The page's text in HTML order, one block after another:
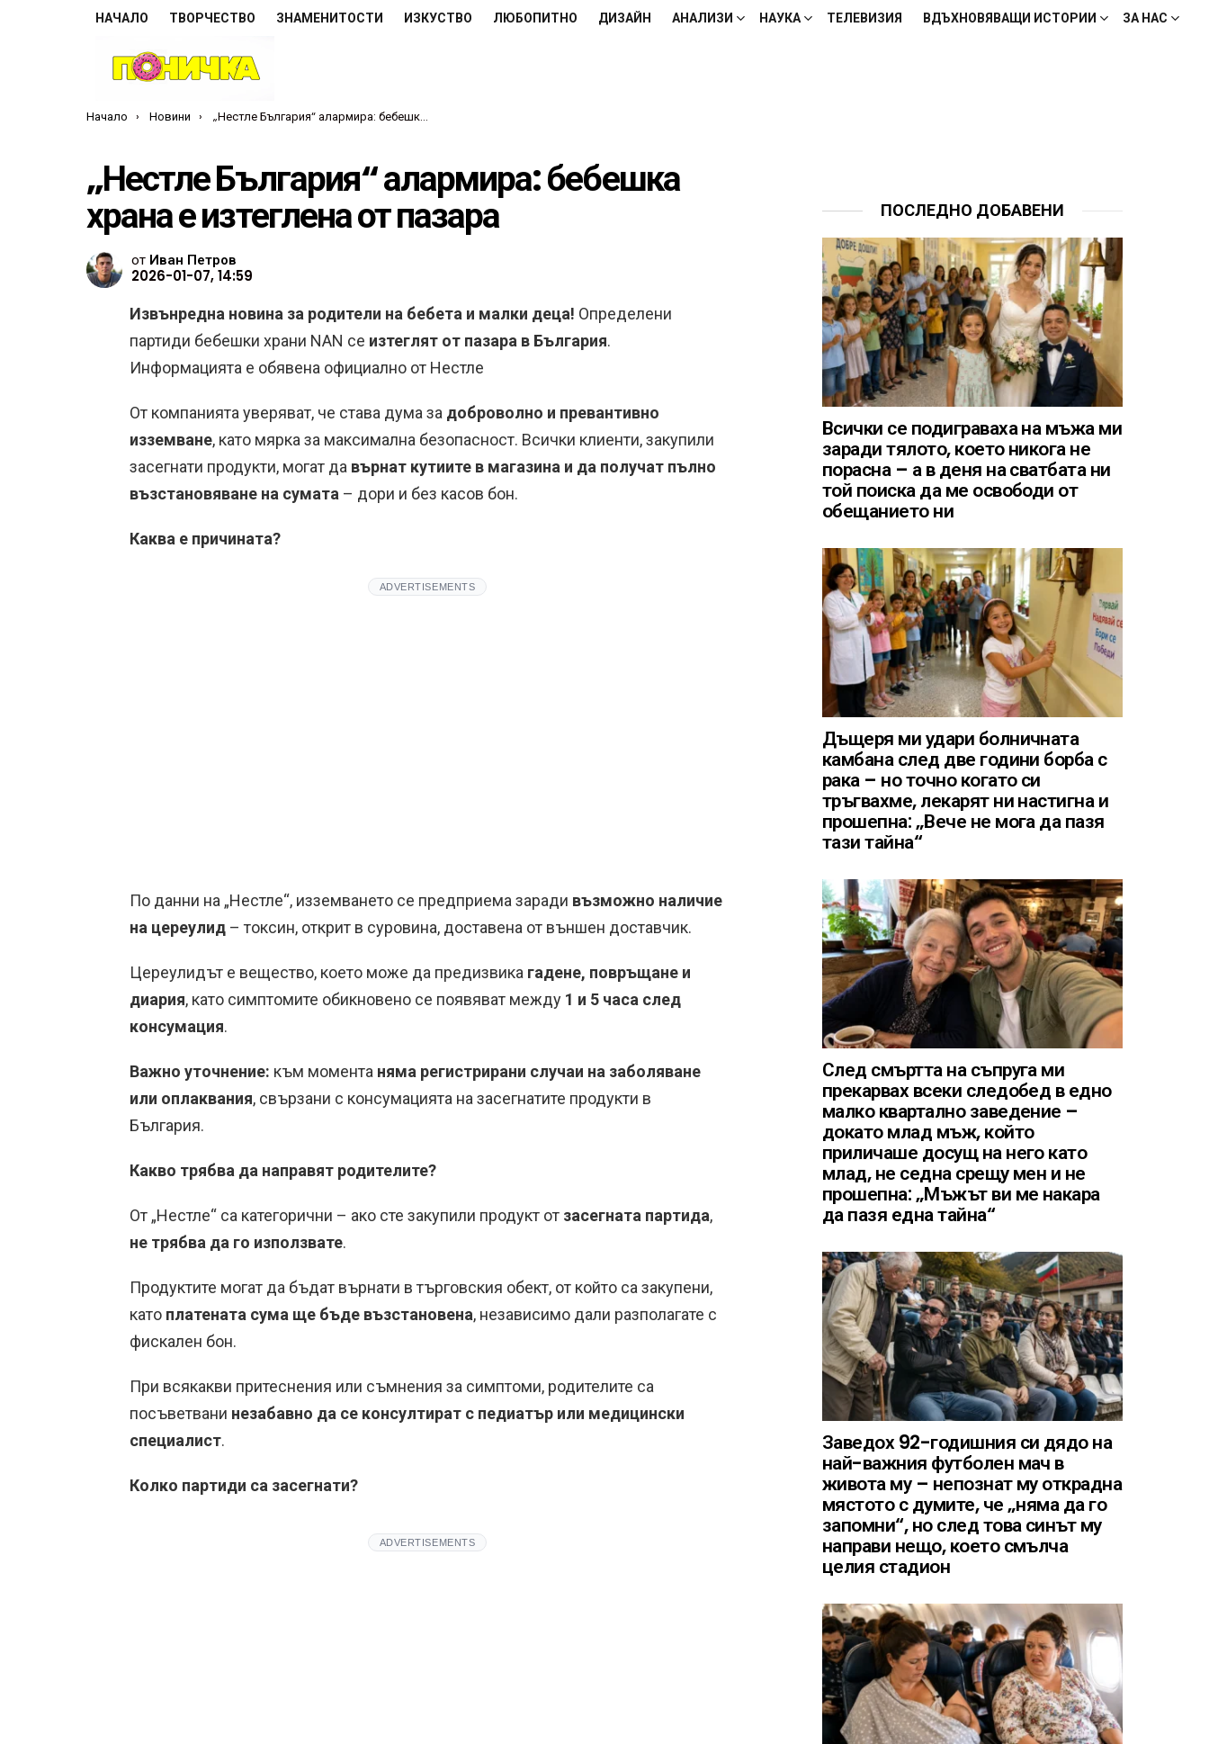
НАЧАЛО ТВОРЧЕСТВО ЗНАМЕНИТОСТИ ИЗКУСТВО ЛЮБОПИТНО ДИЗАЙН АНАЛИЗИ НАУКА ТЕЛЕВИЗИЯ ВДЪХНОВЯВАЩИ ИСТОРИИ ЗА НАС
Ти си тук:
Начало Новини „Нестле България“ алармира: бебешка храна е изтеглена от пазара
„Нестле България“ алармира: бебешка
храна е изтеглена от пазара
от Иван Петров
2026-01-07, 14:59
Извънредна новина за родители на бебета и малки деца! Определени
партиди бебешки храни NAN се изтеглят от пазара в България.
Информацията е обявена официално от Нестле
От компанията уверяват, че става дума за доброволно и превантивно
изземване, като мярка за максимална безопасност. Всички клиенти, закупили
засегнати продукти, могат да върнат кутиите в магазина и да получат пълно
възстановяване на сумата – дори и без касов бон.
Каква е причината?
ADVERTISEMENTS
По данни на „Нестле“, изземването се предприема заради възможно наличие
на цереулид – токсин, открит в суровина, доставена от външен доставчик.
Цереулидът е вещество, което може да предизвика гадене, повръщане и
диария, като симптомите обикновено се появяват между 1 и 5 часа след
консумация.
Важно уточнение: към момента няма регистрирани случаи на заболяване
или оплаквания, свързани с консумацията на засегнатите продукти в
България.
Какво трябва да направят родителите?
От „Нестле“ са категорични – ако сте закупили продукт от засегната партида,
не трябва да го използвате.
Продуктите могат да бъдат върнати в търговския обект, от който са закупени,
като платената сума ще бъде възстановена, независимо дали разполагате с
фискален бон.
При всякакви притеснения или съмнения за симптоми, родителите са
посъветвани незабавно да се консултират с педиатър или медицински
специалист.
Колко партиди са засегнати?
ADVERTISEMENTS
ПОСЛЕДНО ДОБАВЕНИ
Всички се подиграваха на мъжа ми
заради тялото, което никога не
порасна – а в деня на сватбата ни
той поиска да ме освободи от
обещанието ни
Дъщеря ми удари болничната
камбана след две години борба с
рака – но точно когато си
тръгвахме, лекарят ни настигна и
прошепна: „Вече не мога да пазя
тази тайна“
След смъртта на съпруга ми
прекарвах всеки следобед в едно
малко квартално заведение –
докато млад мъж, който
приличаше досущ на него като
млад, не седна срещу мен и не
прошепна: „Мъжът ви ме накара
да пазя една тайна“
Заведох 92-годишния си дядо на
най-важния футболен мач в
живота му – непознат му открадна
мястото с думите, че „няма да го
запомни“, но след това синът му
направи нещо, което смълча
целия стадион